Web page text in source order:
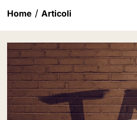
Home Articoli